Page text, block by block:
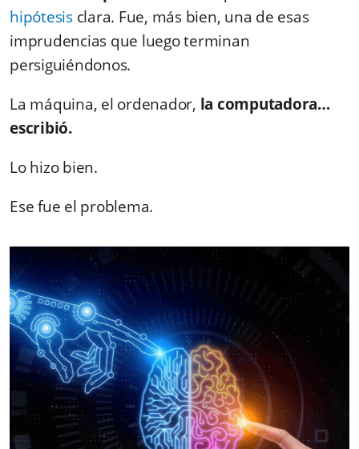
hipótesisclara. Fue, más bien, una de esas
imprudencias que luego terminan
persiguiéndonos.
La máquina, el ordenador, la computadora…
escribió.
Lo hizo bien.
Ese fue el problema.